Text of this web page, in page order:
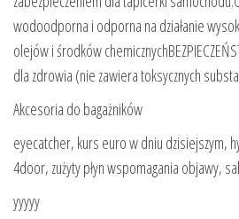
wodoodporna i odporna na działanie
olejów i środków
dla zdrowia (nie zawiera toksycznych
Akcesoria do bagażników
eyecatcher, kurs euro w dniu dzisiejszym,
4door, zużyty płyn wspomagania objawy,
yyyyy